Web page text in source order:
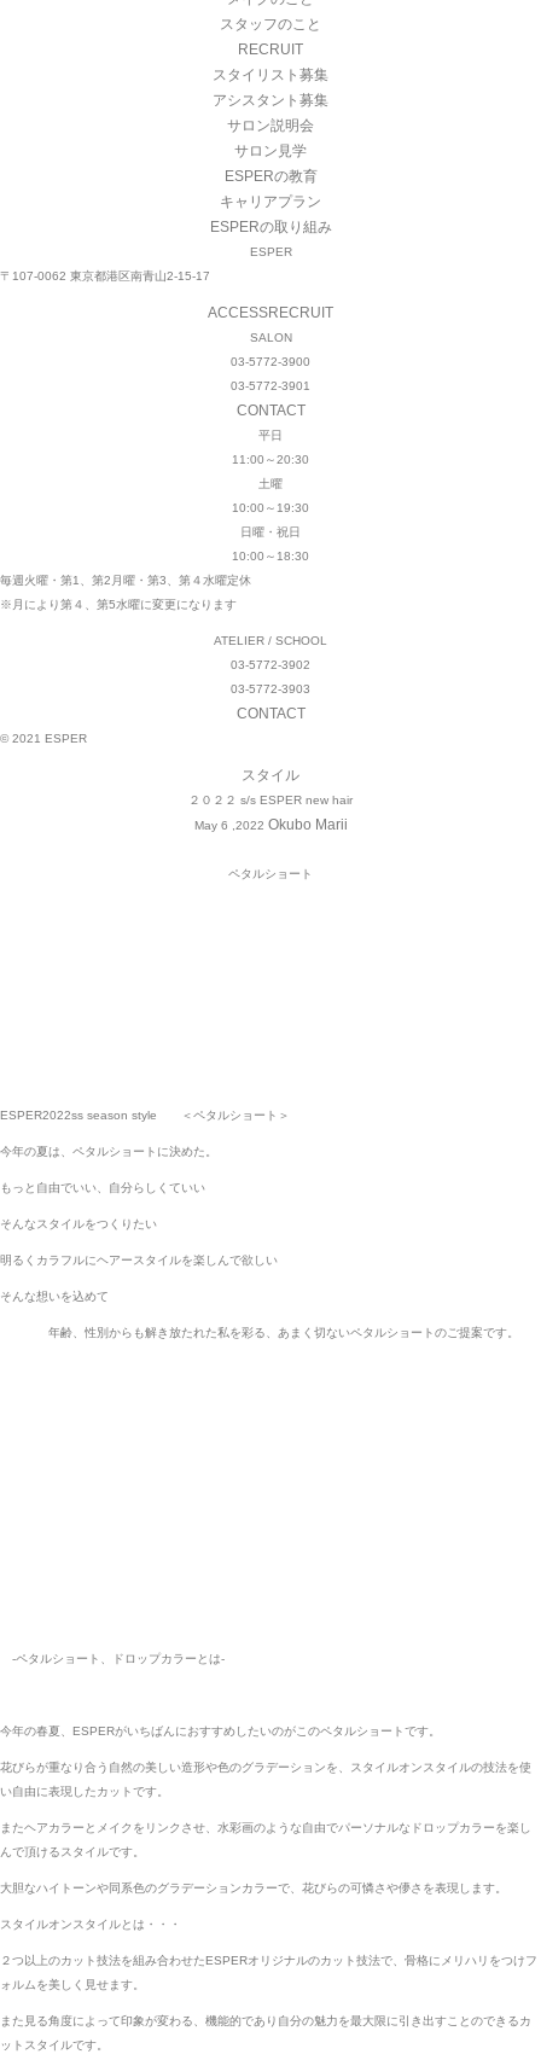
スタッフのこと
RECRUIT
スタイリスト募集
アシスタント募集
サロン説明会
サロン見学
ESPERの教育
キャリアプラン
ESPERの取り組み
ESPER
〒107-0062 東京都港区南青山2-15-17
ACCESSRECRUIT
SALON
03-5772-3900
03-5772-3901
CONTACT
平日
11:00～20:30
土曜
10:00～19:30
日曜・祝日
10:00～18:30
毎週火曜・第1、第2月曜・第3、第４水曜定休
※月により第４、第5水曜に変更になります
ATELIER / SCHOOL
03-5772-3902
03-5772-3903
CONTACT
© 2021 ESPER
スタイル
２０２２ s/s ESPER new hair
May 6 ,2022 Okubo Marii
ペタルショート
ESPER2022ss season style ＜ペタルショート＞
今年の夏は、ペタルショートに決めた。
もっと自由でいい、自分らしくていい
そんなスタイルをつくりたい
明るくカラフルにヘアースタイルを楽しんで欲しい
そんな想いを込めて
年齢、性別からも解き放たれた私を彩る、あまく切ないペタルショートのご提案です。
-ペタルショート、ドロップカラーとは-
今年の春夏、ESPERがいちばんにおすすめしたいのがこのペタルショートです。
花びらが重なり合う自然の美しい造形や色のグラデーションを、スタイルオンスタイルの技法を使
い自由に表現したカットです。
またヘアカラーとメイクをリンクさせ、水彩画のような自由でパーソナルなドロップカラーを楽し
んで頂けるスタイルです。
大胆なハイトーンや同系色のグラデーションカラーで、花びらの可憐さや儚さを表現します。
スタイルオンスタイルとは・・・
２つ以上のカット技法を組み合わせたESPERオリジナルのカット技法で、骨格にメリハリをつけフ
ォルムを美しく見せます。
また見る角度によって印象が変わる、機能的であり自分の魅力を最大限に引き出すことのできるカ
ットスタイルです。